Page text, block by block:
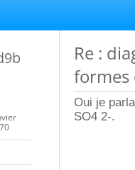
Re :
formes
Oui je
SO4 2-.